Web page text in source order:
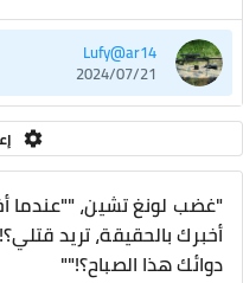
Lufy@ar14
2024/07/21
"غضب لونغ تشين، ""عندما
أخبرك بالحقيقة، تريد
دوائك هذا الصباح؟!""